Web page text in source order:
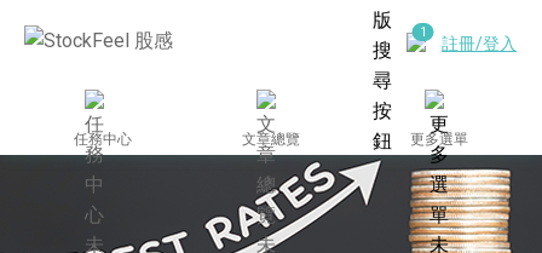
註冊/登入
任務中心 文章總覽 更多選單